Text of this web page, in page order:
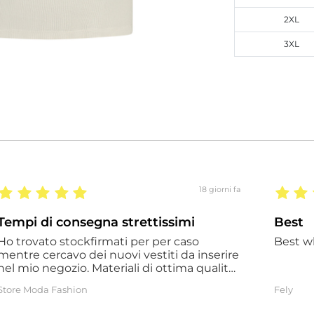
2XL
3XL
18 giorni fa
di consegna strettissimi
trovato stockfirmati per per caso
cercavo dei nuovi vestiti da inserire
mio negozio. Materiali di ottima qualità
Moda Fashion
Best
Best
Fely